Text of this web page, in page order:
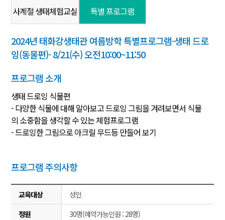
사계절 생태체험교실 특별 프로그램
2024년 태화강생태관 여름방학 특별프로그램-생태 드로
잉(동물편)- 8/21(수) 오전10:00~11:50
프로그램 소개
생태 드로잉 식물편
- 다양한 식물에 대해 알아보고 드로잉 그림을 겨려보면서 식물
의 소중함을 생각할 수 있는 체험프로그램
- 드로잉한 그림으로 아크릴 무드등 만들어 보기
프로그램 주의사항
교육대상
성인
정원
30명(예약가능인원 : 28명)